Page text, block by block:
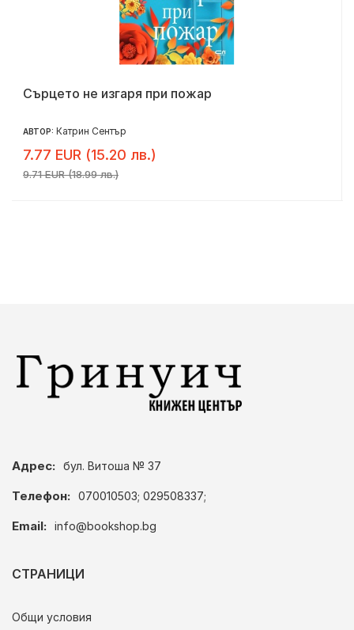
Сърцето не изгаря при пожар
АВТОР: Катрин Сентър
7.77 EUR (15.20 лв.)
9.71 EUR (18.99 лв.)
Адрес: бул. Витоша № 37
Телефон: 070010503; 029508337;
Email: info@bookshop.bg
СТРАНИЦИ
Общи условия